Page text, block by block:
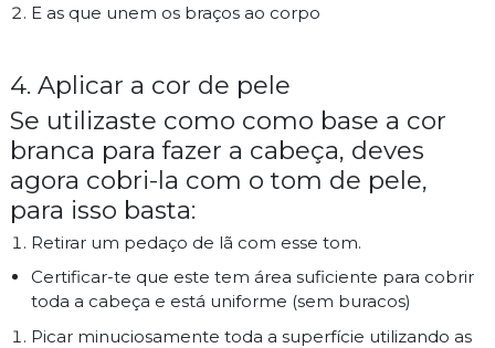
E as que unem os braços ao corpo
4. Aplicar a cor de pele
Se utilizaste como como base a cor
branca para fazer a cabeça, deves
agora cobri-la com o tom de pele,
para isso basta:
Retirar um pedaço de lã com esse tom.
Certificar-te que este tem área suficiente para cobrir
toda a cabeça e está uniforme (sem buracos)
Picar minuciosamente toda a superfície utilizando as